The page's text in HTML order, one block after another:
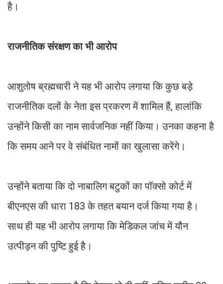
है।
राजनीतिक संरक्षण का भी आरोप
आशुतोष ब्रह्मचारी ने यह भी आरोप लगाया कि कुछ बड़े
राजनीतिक दलों के नेता इस प्रकरण में शामिल हैं, हालांकि
उन्होंने किसी का नाम सार्वजनिक नहीं किया। उनका कहना है
कि समय आने पर वे संबंधित नामों का खुलासा करेंगे।
उन्होंने बताया कि दो नाबालिग बटुकों का पॉक्सो कोर्ट में
बीएनएस की धारा 183 के तहत बयान दर्ज किया गया है।
साथ ही यह भी आरोप लगाया कि मेडिकल जांच में यौन
उत्पीड़न की पुष्टि हुई है।